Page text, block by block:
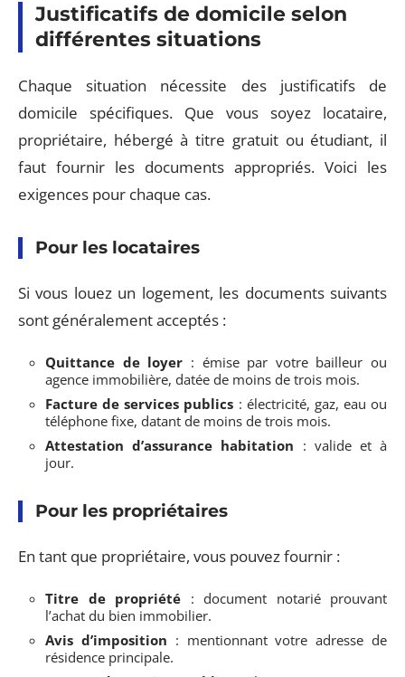
Justificatifs de domicile selon
différentes situations
Chaque situation nécessite des justificatifs de
domicile spécifiques. Que vous soyez locataire,
propriétaire, hébergé à titre gratuit ou étudiant, il
faut fournir les documents appropriés. Voici les
exigences pour chaque cas.
Pour les locataires
Si vous louez un logement, les documents suivants
sont généralement acceptés :
Quittance de loyer : émise par votre bailleur ou
agence immobilière, datée de moins de trois mois.
Facture de services publics : électricité, gaz, eau ou
téléphone fixe, datant de moins de trois mois.
Attestation d’assurance habitation : valide et à
jour.
Pour les propriétaires
En tant que propriétaire, vous pouvez fournir :
Titre de propriété : document notarié prouvant
l’achat du bien immobilier.
Avis d’imposition : mentionnant votre adresse de
résidence principale.